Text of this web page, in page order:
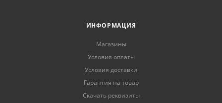
ИНФОРМАЦИЯ
Магазины
Условия оплаты
Условия доставки
Гарантия на товар
Скачать реквизиты